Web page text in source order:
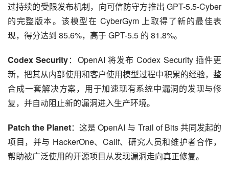
过持续的受限发布机制，向可信防守方推出 GPT-5.5-Cyber
的完整版本。该模型在 CyberGym 上取得了新的最佳表
现，得分达到 85.6%，高于 GPT-5.5 的 81.8%。
Codex Security：OpenAI 将发布 Codex Security 插件更
新，把其从内部使用和客户使用模型过程中积累的经验，整
合成一套解决方案，用于加速现有系统中漏洞的发现与修
复，并自动阻止新的漏洞进入生产环境。
Patch the Planet：这是 OpenAI 与 Trail of Bits 共同发起的
项目，并与 HackerOne、Calif、研究人员和维护者合作，
帮助被广泛使用的开源项目从发现漏洞走向真正修复。